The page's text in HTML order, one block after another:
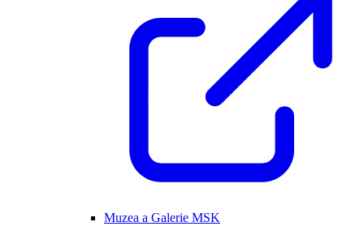
Muzea a Galerie MSK